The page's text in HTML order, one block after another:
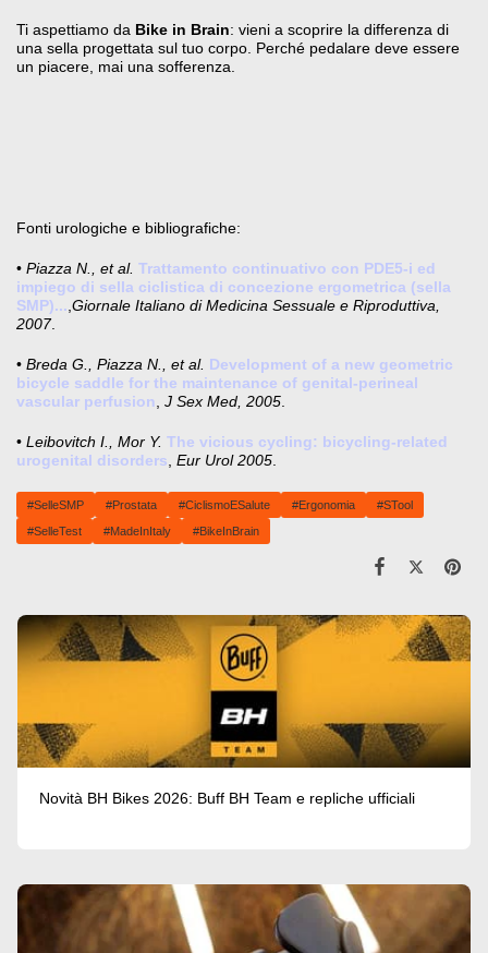
Ti aspettiamo da Bike in Brain: vieni a scoprire la differenza di
una sella progettata sul tuo corpo. Perché pedalare deve essere
un piacere, mai una sofferenza
Fonti urologiche e bibliografiche:
• Piazza N., et al. Trattamento continuativo con PDE5-i ed
impiego di sella ciclistica di concezione ergometrica (sella
SMP)... Giornale Italiano di Medicina Sessuale e Riproduttiva,
2007.
• Breda G., Piazza N., et al. Development of a new geometric
bicycle saddle for the maintenance of genital-perineal
vascular perfusion J Sex Med, 2005
• Leibovitch I., Mor Y. The vicious cycling: bicycling-related
urogenital disorders Eur Urol 2005
#SelleSMP #Prostata #CiclismoESalute #Ergonomia
#STool
#SelleTest
#MadeInItaly #BikeInBrain
Novità BH Bikes 2026: Buff BH Team e repliche ufficiali